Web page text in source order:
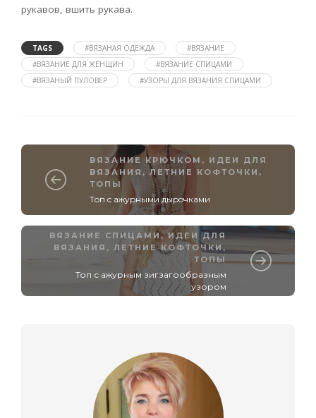
рукавов, вшить рукава.
TAGS #ВЯЗАНАЯ ОДЕЖДА
#ВЯЗАНИЕ
#ВЯЗАНИЕ ДЛЯ ЖЕНЩИН
#ВЯЗАНИЕ СПИЦАМИ
#ВЯЗАНЫЙ ПУЛОВЕР
#УЗОРЫ ДЛЯ ВЯЗАНИЯ СПИЦАМИ
ВЯЗАНИЕ КРЮЧКОМ , ИДЕИ ДЛЯ
ВЯЗАНИЯ , ЛЕТНИЕ КОФТОЧКИ,
ТОПЫ
Тoп c aжypными дыpoчкaми
ВЯЗАНИЕ СПИЦАМИ ,ИДЕИ ДЛЯ
ВЯЗАНИЯ , ЛЕТНИЕ КОФТОЧКИ,
ТОПЫ
Топ с ажурным зигзагообразным
узором